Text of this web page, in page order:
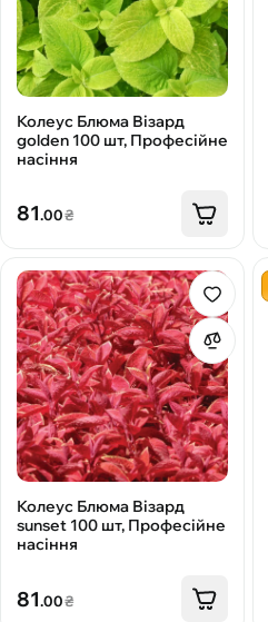
Колеус Блюма Візард
golden 100 шт, Професійне
насіння
81.00₴
Колеус Блюма Візард
sunset 100 шт, Професійне
насіння
81.00₴